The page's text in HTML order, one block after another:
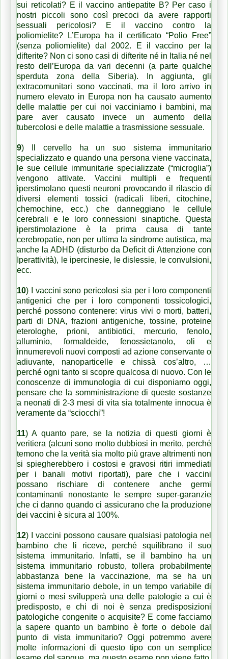
sui reticolati? E il vaccino antiepatite B? Per caso i
nostri piccoli sono così precoci da avere rapporti
sessuali pericolosi? E il vaccino contro la
poliomielite? L’Europa ha il certificato “Polio Free”
(senza poliomielite) dal 2002. E il vaccino per la
difterite? Non ci sono casi di difterite né in Italia né nel
resto dell’Europa da vari decenni (a parte qualche
sperduta zona della Siberia). In aggiunta, gli
extracomunitari sono vaccinati, ma il loro arrivo in
numero elevato in Europa non ha causato aumento
delle malattie per cui noi vacciniamo i bambini, ma
pare aver causato invece un aumento della
tubercolosi e delle malattie a trasmissione sessuale.
9) Il cervello ha un suo sistema immunitario
specializzato e quando una persona viene vaccinata,
le sue cellule immunitarie specializzate (“microglia”)
vengono attivate.Vaccini multipli e frequenti
iperstimolano questi neuroni provocando il rilascio di
diversi elementi tossici (radicali liberi, citochine,
chemochine, ecc.) che danneggiano le cellule
cerebrali e le loro connessioni sinaptiche. Questa
iperstimolazione è la prima causa di tante
cerebropatie, non per ultima la sindrome autistica, ma
anche la ADHD (disturbo da Deficit di Attenzione con
Iperattività), le ipercinesie, le dislessie, le convulsioni,
ecc.
10)
I vaccini sono pericolosi sia per i loro componenti
antigenici che per i loro componenti tossicologici,
perché possono contenere: virus vivi o morti, batteri,
parti di DNA, frazioni antigeniche, tossine, proteine
eterologhe, prioni, antibiotici, mercurio, fenolo,
alluminio, formaldeide, fenossietanolo, oli e
innumerevoli nuovi composti ad azione conservante o
adiuvante, nanoparticelle e chissà cos’altro, …
perché ogni tanto si scopre qualcosa di nuovo. Con le
conoscenze di immunologia di cui disponiamo oggi,
pensare che la somministrazione di queste sostanze
a neonati di 2-3 mesi di vita sia totalmente innocua è
veramente da “sciocchi”!
11) A quanto pare, se la notizia di questi giorni è
veritiera (alcuni sono molto dubbiosi in merito, perché
temono che la verità sia molto più grave altrimenti non
si spiegherebbero i costosi e gravosi ritiri immediati
per i banali motivi riportati), pare che i vaccini
possano rischiare di contenere anche germi
contaminanti nonostante le sempre super-garanzie
che ci danno quando ci assicurano che la produzione
dei vaccini è sicura al 100%.
12)
I vaccini possono causare qualsiasi patologia nel
bambino che li riceve, perché squilibrano il suo
sistema immunitario. Infatti, se il bambino ha un
sistema immunitario robusto, tollera probabilmente
abbastanza bene la vaccinazione, ma se ha un
sistema immunitario debole, in un tempo variabile di
giorni o mesi svilupperà una delle patologie a cui è
predisposto, e chi di noi è senza predisposizioni
patologiche congenite o acquisite? E come facciamo
a sapere quanto un bambino è forte o debole dal
punto di vista immunitario? Oggi potremmo avere
molte informazioni di questo tipo con un semplice